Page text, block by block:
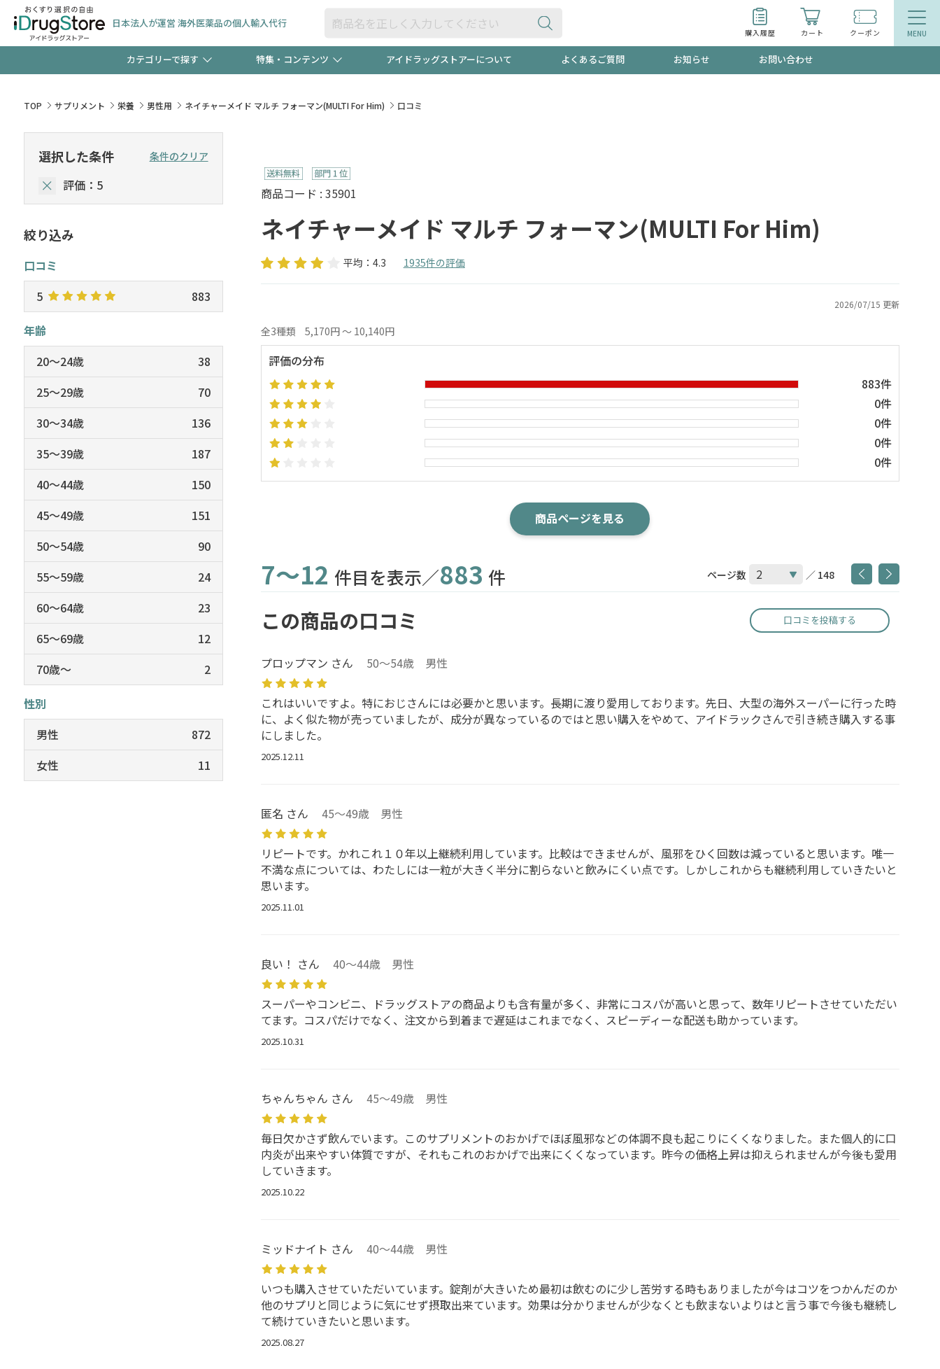
日本法人が運営 海外医薬品の個人輸入代行
購入履歴 カート クーポン
カテゴリーで探す
ペット用品
特集・コンテンツ
【早割】お得なクーポン"3種類"出現中！今月のスト
新規登録で！今すぐ使えるクーポンプレゼント中！！
友だち大募集！限定クーポンも不定期配信
アイドラッグストアーについて よくあるご質問 お知らせ お問い合わせ
TOP サプリメント 栄養 男性用 ネイチャーメイド マルチ フォーマン(MULTI For Him) 口コミ
商品コード : 35901
ネイチャーメイド マルチ フォーマン(MULTI For Him)
平均：4.3 1935件の評価
2026/07/15 更新
全3種類 5,170円 ～ 10,140円
評価の分布
883件
0件
0件
0件
0件
商品ページを見る
7～12 件目を表示／883 件 ページ数 ／ 148
この商品の口コミ 口コミを投稿する
プロップマン さん 50～54歳 男性
これはいいですよ。特におじさんには必要かと思います。長期に渡り愛用しております。先日、大型の海外スーパーに行った時
に、よく似た物が売っていましたが、成分が異なっているのではと思い購入をやめて、アイドラックさんで引き続き購入する事
にしました。
2025.12.11
匿名 さん 45～49歳 男性
リピートです。かれこれ１０年以上継続利用しています。比較はできませんが、風邪をひく回数は減っていると思います。唯一
不満な点については、わたしには一粒が大きく半分に割らないと飲みにくい点です。しかしこれからも継続利用していきたいと
思います。
2025.11.01
良い！ さん 40～44歳 男性
スーパーやコンビニ、ドラッグストアの商品よりも含有量が多く、非常にコスパが高いと思って、数年リピートさせていただい
てます。コスパだけでなく、注文から到着まで遅延はこれまでなく、スピーディーな配送も助かっています。
2025.10.31
ちゃんちゃん さん 45～49歳 男性
毎日欠かさず飲んでいます。このサプリメントのおかげでほぼ風邪などの体調不良も起こりにくくなりました。また個人的に口
内炎が出来やすい体質ですが、それもこれのおかげで出来にくくなっています。昨今の価格上昇は抑えられませんが今後も愛用
していきます。
2025.10.22
ミッドナイト さん 40～44歳 男性
いつも購入させていただいています。錠剤が大きいため最初は飲むのに少し苦労する時もありましたが今はコツをつかんだのか
他のサプリと同じように気にせず摂取出来ています。効果は分かりませんが少なくとも飲まないよりはと言う事で今後も継続し
て続けていきたいと思います。
2025.08.27
選択した条件 条件のクリア
評価：5
絞り込み
口コミ
5
883
年齢
20～24歳
38
25～29歳
70
30～34歳
136
35～39歳
187
40～44歳
150
45～49歳
151
50～54歳
90
55～59歳
24
60～64歳
23
65～69歳
12
70歳～
2
性別
男性
872
女性
11